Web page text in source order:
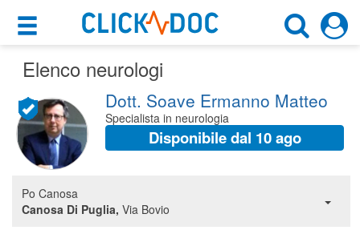
×
Motore di ricerca
×
Cerca uno specialista
Neurologo
Cosa possiamo offrirti
Per i pazienti
Prenota una visita
Ricerca specialisti
Consulti online
Elenco neurologi
Dott. Soave Ermanno Matteo
Specialista in neurologia
Disponibile dal 10 ago
Po Canosa
Canosa Di Puglia, Via Bovio